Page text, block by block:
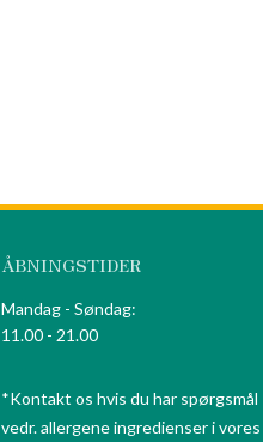
ÅBNINGSTIDER
Mandag - Søndag:
11.00 - 21.00
*Kontakt os hvis du har spørgsmål
vedr. allergene ingredienser i vores